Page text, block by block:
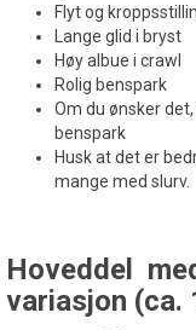
Flyt og
Lange glid i bryst
Høy albue i crawl
Rolig benspark
Om du ønsker
benspark
Husk at det er
mange med slurv.
Hoveddel
variasjon (ca.